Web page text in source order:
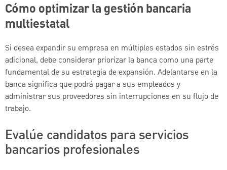
Cómo optimizar la gestión bancaria
multiestatal
Si desea expandir su empresa en múltiples estados sin estrés
adicional, debe considerar priorizar la banca como una parte
fundamental de su estrategia de expansión. Adelantarse en la
banca significa que podrá pagar a sus empleados y
administrar sus proveedores sin interrupciones en su flujo de
trabajo.
Evalúe candidatos para servicios
bancarios profesionales